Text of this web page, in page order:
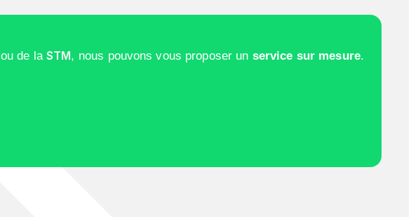
ou de laSTM, nous pouvons vous proposer un service sur mesure.